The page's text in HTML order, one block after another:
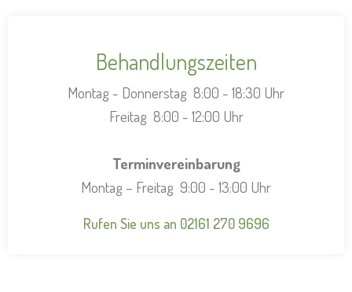
Behandlungszeiten
Montag - Donnerstag 8:00 - 18:30 Uhr
Freitag 8:00 - 12:00 Uhr
Terminvereinbarung
Montag – Freitag 9:00 - 13:00 Uhr
Rufen Sie uns an 02161 270 9696